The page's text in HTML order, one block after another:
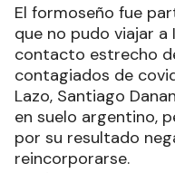
El formoseño fue
que no pudo viajar
contacto estrecho
contagiados de
Lazo, Santiago
en suelo argentino,
por su resultado
reincorporarse.